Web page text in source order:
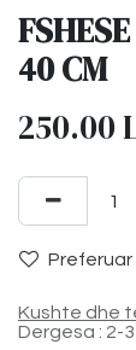
40 CM
250.00
Preferuar
Kushte dhe
Dergesa : 2-